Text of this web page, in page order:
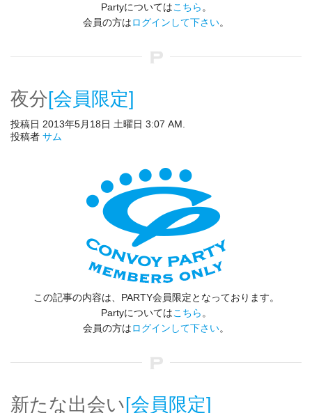
Partyについてはこちら 。
会員の方はログインして下さい。
夜分[会員限定]
投稿日 2013年5月18日 土曜日 3:07 AM.
投稿者 サム
この記事の内容は、PARTY会員限定となっております。
Partyについてはこちら 。
会員の方はログインして下さい。
新たな出会い [会員限定]